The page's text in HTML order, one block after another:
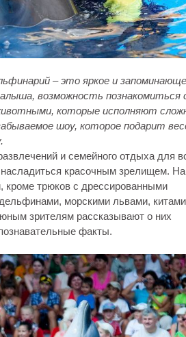
– это яркое и
возможность познакомиться
которые исполняют
шоу, которое подарит
и семейного отдыха для
красочным зрелищем. На
кроме трюков с дрессированными
морскими львами,
зрителям рассказывают о них
факты.